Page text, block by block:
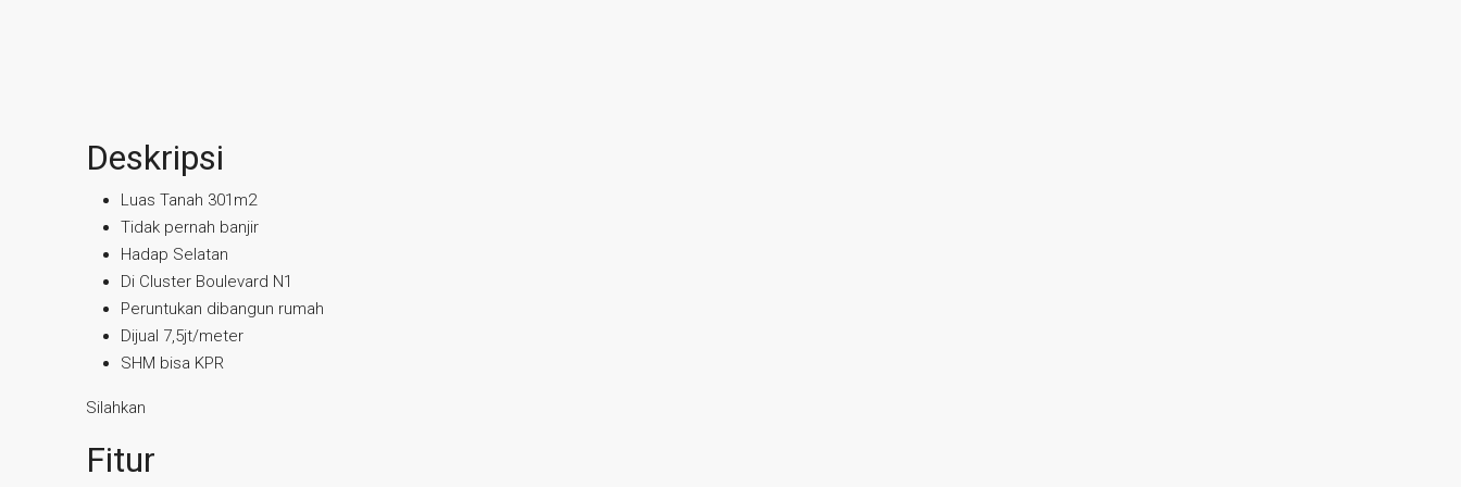
Deskripsi
Luas Tanah 301m2
Tidak pernah banjir
Hadap Selatan
Di Cluster Boulevard N1
Peruntukan dibangun rumah
Dijual 7,5jt/meter
SHM bisa KPR
Silahkan
Fitur